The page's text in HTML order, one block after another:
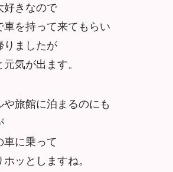
好きなので
車を持って来てもらい
りましたが
気が出ます。
旅館に泊まるのにも
車に乗って
ッとしますね。